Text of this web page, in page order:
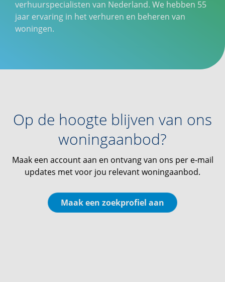
verhuurspecialisten van Nederland. We hebben 55
jaar ervaring in het verhuren en beheren van
woningen.
Op de hoogte blijven van ons
woningaanbod?
Maak een account aan en ontvang van ons per e-mail
updates met voor jou relevant woningaanbod.
Maak een zoekprofiel aan